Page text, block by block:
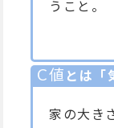
うこと。
C値 とは「
家の大き